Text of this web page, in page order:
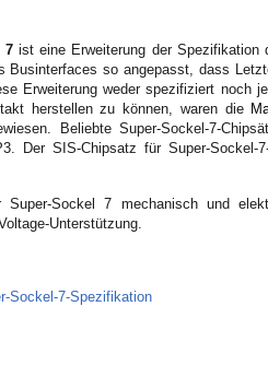
7ist eine Erweiterung der Spezifikation
Businterfaces so angepasst, dass
Erweiterung weder spezifiziert noch
herstellen zu können, waren die
Beliebte Super-Sockel-7-
Der SIS-Chipsatz für Super-
Sockel 7 mechanisch und
Unterstützung.
Sockel-7-Spezifikation